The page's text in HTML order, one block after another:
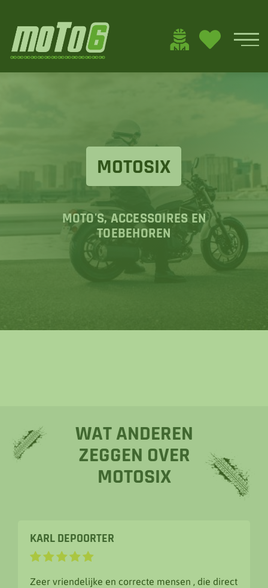
MOTOSIX
MOTO'S, ACCESSOIRES EN
TOEBEHOREN
WAT ANDEREN
ZEGGEN OVER
MOTOSIX
mensen , die direct
Een top zaak ongelooflijk? maar